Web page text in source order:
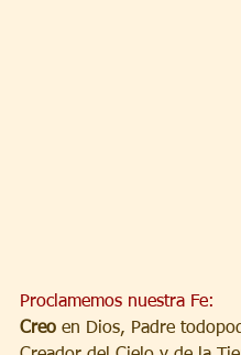
Proclamemos nuestra Fe:
Creo en Dios, Padre